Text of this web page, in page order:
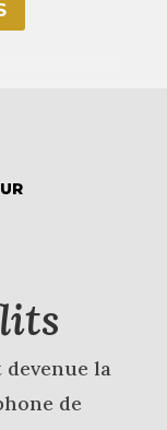
devenue la
de